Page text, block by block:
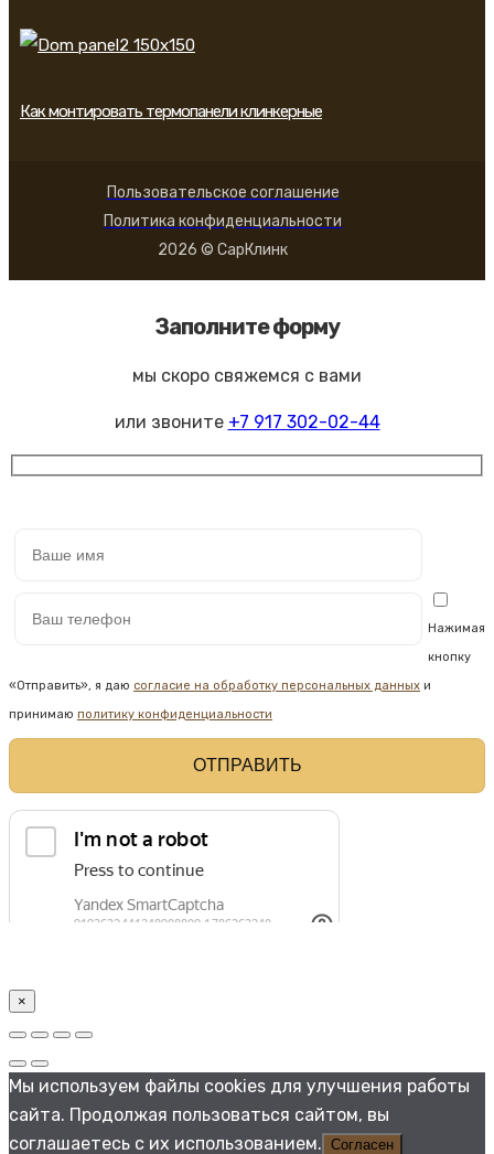
Как монтировать термопанели клинкерные
Пользовательское соглашение
Политика конфиденциальности
2026 © СарКлинк
Заполните форму
мы скоро свяжемся с вами
или звоните +7 917 302-02-44
Нажимая
кнопку
«Отправить», я даю согласие на обработку персональных данных и
принимаю политику конфиденциальности
×
Мы используем файлы cookies для улучшения работы
сайта. Продолжая пользоваться сайтом, вы
соглашаетесь с их использованием. Согласен